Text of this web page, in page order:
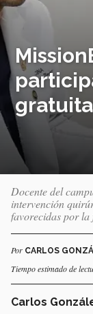
Docente del
intervención
favorecidas por
Por CARLOS
Tiempo estimado de
Carlos